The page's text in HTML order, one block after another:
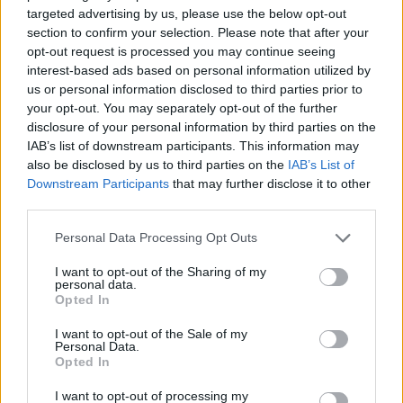
targeted advertising by us, please use the below opt-out
section to confirm your selection. Please note that after your
opt-out request is processed you may continue seeing
interest-based ads based on personal information utilized by
us or personal information disclosed to third parties prior to
your opt-out. You may separately opt-out of the further
disclosure of your personal information by third parties on the
IAB’s list of downstream participants. This information may
also be disclosed by us to third parties on the IAB’s List of
Downstream Participants that may further disclose it to other
Please note that this website/app uses one or more Google
not limited to your visit or usage behaviour. You may click to
grant or deny consent to Google and its third-party tags to
use your data for below specified purposes in below Google
consent section.
Personal Data Processing Opt Outs
I want to opt-out of the Sharing of my
personal data.
Opted In
I want to opt-out of the Sale of my
Personal Data.
Opted In
I want to opt-out of processing my
dell’area servizio di fronte a via del Faro. Gli ulteriori
accertamenti hanno consentito di verificare che il
29enne nel tentativo di asportare le sigarette aveva
danneggiato il distributore automatico, così come
segnalato in precedenza, che presentava il vetro
infranto e poi aveva manomesso la telecamera di
videosorveglianza. Accompagnato negli uffici di
polizia il tunisino è stato arrestato per furto
aggravato e dopo la convalida dell’arresto, l’Autorità
Giudiziaria, ha disposto l’obbligo di firma presso il
POTREBBE INTERESSARTI
Fiumicino, squalo attacca un
lungomare romano